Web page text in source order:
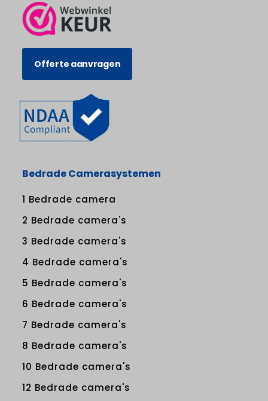
Offerte aanvragen
Bedrade Camerasystemen
1 Bedrade camera
2 Bedrade camera's
3 Bedrade camera's
4 Bedrade camera's
5 Bedrade camera's
6 Bedrade camera's
7 Bedrade camera's
8 Bedrade camera's
10 Bedrade camera's
12 Bedrade camera's